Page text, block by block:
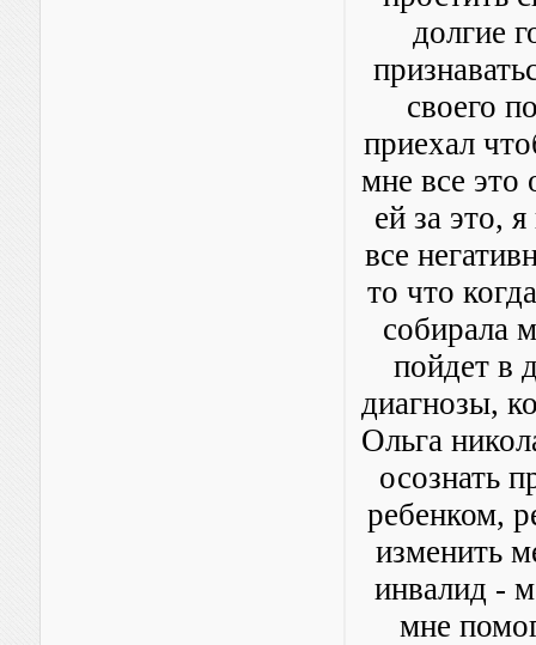
долгие
своего
приехал
мне все это
ей за это,
все
то что
собирала
пойдет в
диагнозы,
Ольга
осознать
ребенком,
изменить
инвалид -
мне